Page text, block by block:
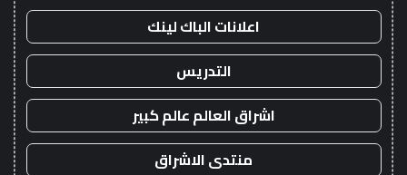
اعلانات الباك لينك
التدريس
اشراق العالم عالم كبير
منتدى الاشراق